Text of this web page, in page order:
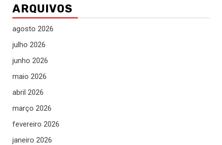
ARQUIVOS
agosto 2026
julho 2026
junho 2026
maio 2026
abril 2026
março 2026
fevereiro 2026
janeiro 2026